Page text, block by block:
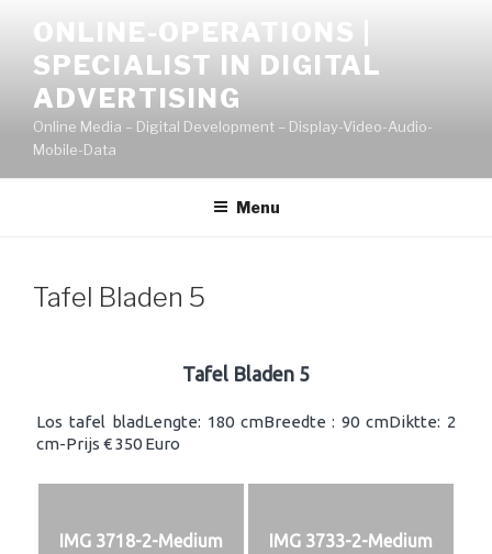
inhoud
springen
ONLINE-OPERATIONS |
SPECIALIST IN DIGITAL
ADVERTISING
Online Media – Digital Development – Display-Video-Audio-
Mobile-Data
Menu
Tafel Bladen 5
Tafel Bladen 5
Los tafel bladLengte: 180 cmBreedte : 90 cmDiktte: 2
cm-Prijs € 350 Euro
IMG 3718-2-Medium IMG 3733-2-Medium